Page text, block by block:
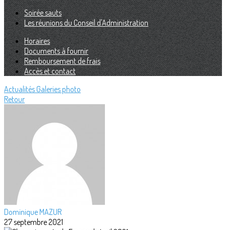
Soirée sauts
Les réunions du Conseil d'Administration
Horaires
Documents à fournir
Remboursement de frais
Accès et contact
Actualités Galeries photo
Retour
Dominique MAZUR
27 septembre 2021